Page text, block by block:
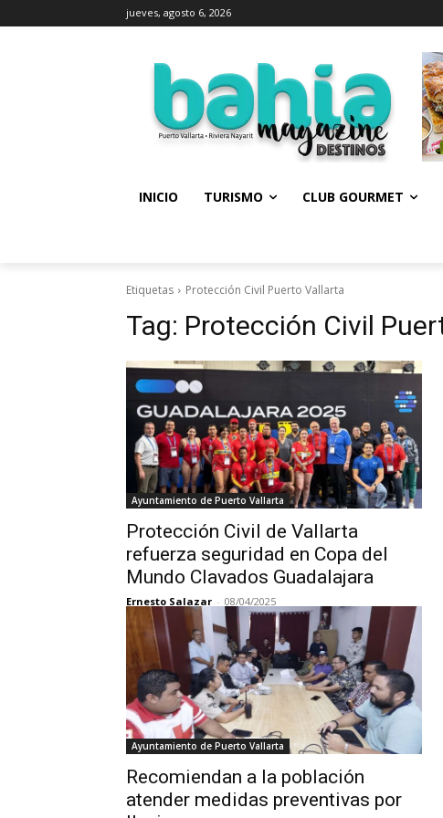
jueves, agosto 6, 2026
INICIO TURISMO CLUB GOURMET
Etiquetas Protección Civil Puerto Vallarta
Tag: Protección Civil
Ayuntamiento de Puerto Vallarta
Protección Civil de Vallarta
refuerza seguridad en Copa del
Mundo Clavados Guadalajara
Ernesto Salazar - 08/04/2025
Ayuntamiento de Puerto Vallarta
Recomiendan a la población
atender medidas preventivas por